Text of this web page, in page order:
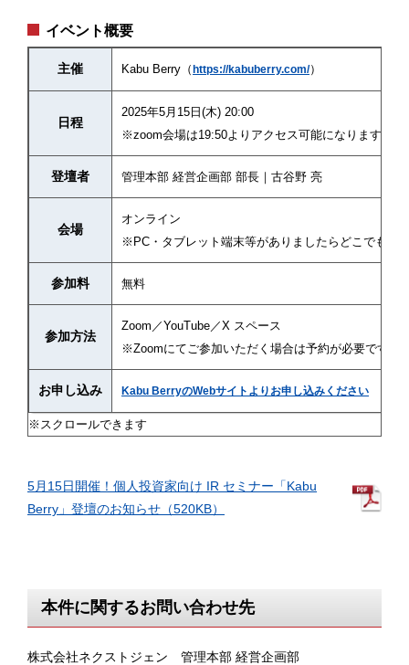
イベント概要
主催 Kabu Berry（ https://kabuberry.com/）
日程
2025年5月15日(木) 20:00
※zoom会場は19:50よりアクセス可能になります。
登壇者 管理本部 経営企画部 部長｜古谷野 亮
会場
オンライン
※PC・タブレット端末等がありましたらどこでも参
参加料 無料
参加方法
Zoom／YouTube／X スペース
※Zoomにてご参加いただく場合は予約が必要です。
お申し込み Kabu BerryのWebサイトよりお申し込みください
5月15日開催！個人投資家向け IR セミナー「Kabu
Berry」登壇のお知らせ（520KB）
本件に関するお問い合わせ先
株式会社ネクストジェン 管理本部 経営企画部